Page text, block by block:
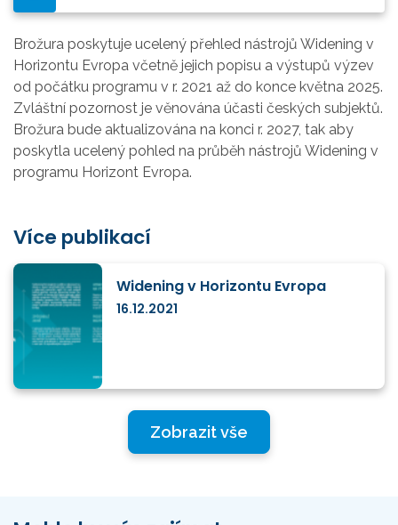
Brožura poskytuje ucelený přehled nástrojů Widening v
Horizontu Evropa včetně jejich popisu a výstupů výzev
od počátku programu v r. 2021 až do konce května 2025.
Zvláštní pozornost je věnována účasti českých subjektů.
Brožura bude aktualizována na konci r. 2027, tak aby
poskytla ucelený pohled na průběh nástrojů Widening v
programu Horizont Evropa.
Více publikací
Widening v Horizontu Evropa
16.12.2021
Zobrazit vše